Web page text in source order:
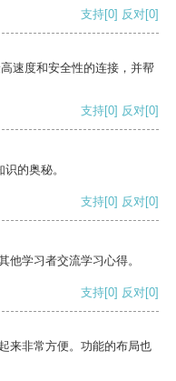
支持[0] 反对[0]
速度和安全性的连接，并帮
支持[0] 反对[0]
的奥秘。
支持[0] 反对[0]
他学习者交流学习心得。
支持[0] 反对[0]
来非常方便。功能的布局也